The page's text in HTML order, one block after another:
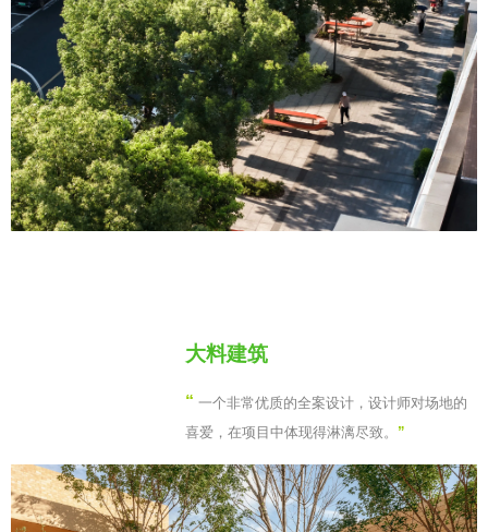
大料建筑
“ 一个非常优质的全案设计，设计师对场地的
喜爱，在项目中体现得淋漓尽致。 ”